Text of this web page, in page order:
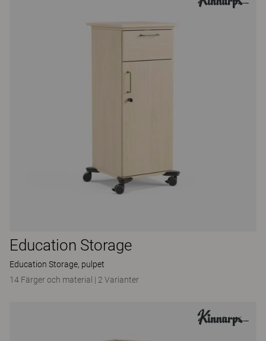
Education Storage
Education Storage, pulpet
14 Färger och material | 2 Varianter